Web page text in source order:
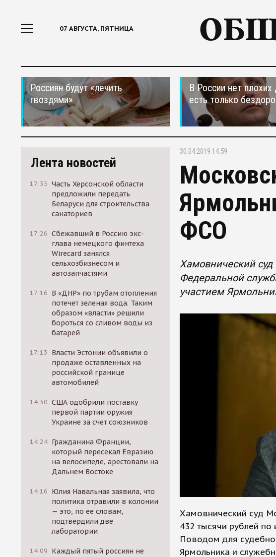
07 АВГУСТА, ПЯТНИЦА
Россиян будут «лечить
гвоздями»
В России нет плохих
есть только
Лента новостей
17:35 Часть Херсонской области
предложили передать
Беларуси для строительства
санаториев
17:26 Сбежавший в Россию экс-
глава немецкого финтеха
Wirecard занялся
сельхозбизнесом и
автозапчастями
17:16 В «ДНР» по трубам отопления
потечет зеленая вода. Таким
образом «власти» решили
бороться со сливом воды из
батарей
17:13
Власти Эстонии объявили о
продаже оставленных на
российской границе
автомобилей
14:30 США одобрили поставку
первой партии оружия
Украине за счет союзников
14:24 Гражданина Франции,
который пересекал Евразию
на велосипеде, арестовали на
Дальнем Востоке
14:16 Юлия Навальная заявила, что
политика отравили в колонии
— это, по ее словам,
подтвердили две
лаборатории
14:09 Каждый пятый россиян не
30.04.2019 14:59
ФСО
Хамовнический
Федеральной
участием
Хамовнический суд
432 тысячи рублей
Поводом для
Ярмольника и